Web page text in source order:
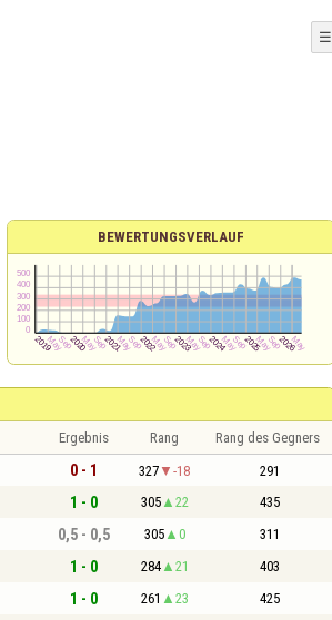
☰
BEWERTUNGSVERLAUF
Ergebnis Rang Rang des Gegners
0 - 1 327 -18 291
1 - 0 305 22 435
0,5 - 0,5 305 0 311
1 - 0 284 21 403
1 - 0 261 23 425